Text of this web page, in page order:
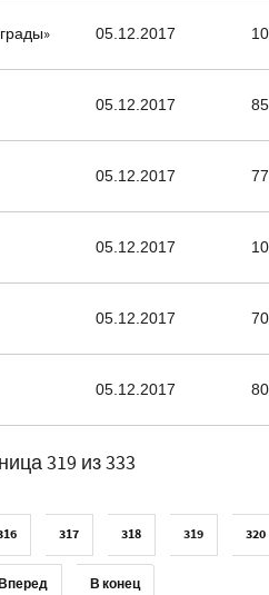
05.12.2017
05.12.2017
05.12.2017
05.12.2017
05.12.2017
05.12.2017
319 из 333
317 318 319 320
В конец